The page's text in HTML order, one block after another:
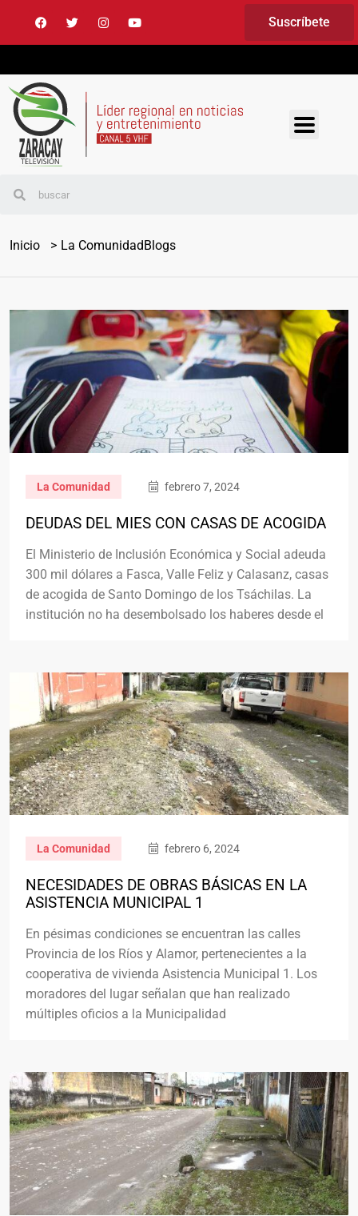
Suscríbete
Inicio La ComunidadBlogs
La Comunidad febrero 7, 2024
DEUDAS DEL MIES CON CASAS DE ACOGIDA
El Ministerio de Inclusión Económica y Social adeuda
300 mil dólares a Fasca, Valle Feliz y Calasanz, casas
de acogida de Santo Domingo de los Tsáchilas. La
institución no ha desembolsado los haberes desde el
La Comunidad febrero 6, 2024
NECESIDADES DE OBRAS BÁSICAS EN LA
ASISTENCIA MUNICIPAL 1
En pésimas condiciones se encuentran las calles
Provincia de los Ríos y Alamor, pertenecientes a la
cooperativa de vivienda Asistencia Municipal 1. Los
moradores del lugar señalan que han realizado
múltiples oficios a la Municipalidad